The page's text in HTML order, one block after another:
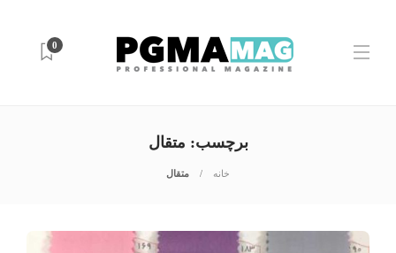
0
برچسب: متقال
خانه متقال